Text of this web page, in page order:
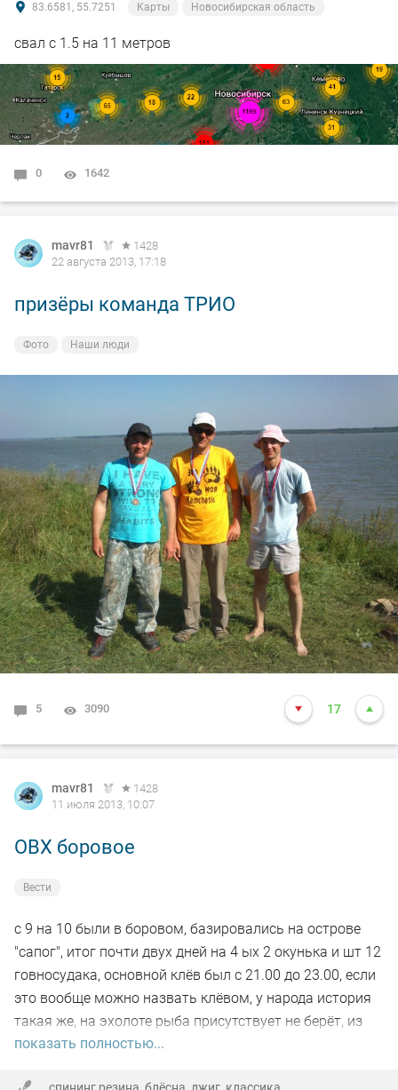
83.6581, 55.7251 Карты Новосибирская область
свал с 1.5 на 11 метров
0 1642
mavr81
1428
22 августа 2013, 17:18
призёры команда ТРИО
Фото Наши люди
5 3090 17
mavr81
1428
11 июля 2013, 10:07
ОВХ боровое
Вести
с 9 на 10 были в боровом, базировались на острове
"сапог", итог почти двух дней на 4 ых 2 окунька и шт 12
говносудака, основной клёв был с 21.00 до 23.00, если
это вообще можно назвать клёвом, у народа история
такая же, на эхолоте рыба присутствует не берёт, из
своего арсенала перепробовал почти всё, а это 5
показать полностью...
спининг резина, блёсна, джиг, классика